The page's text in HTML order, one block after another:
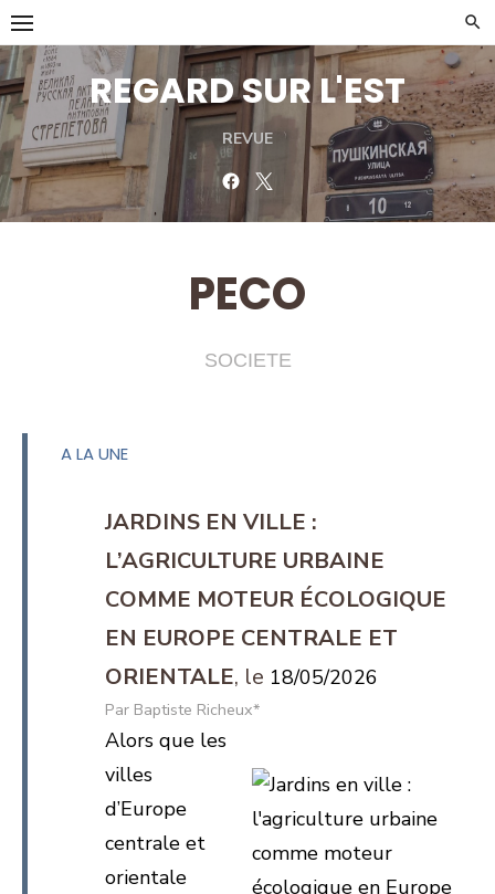
Skip
to
content
REGARD SUR L'EST
REVUE
FacebookTwitter
PECO
SOCIETE
A LA UNE
JARDINS EN VILLE :
L’AGRICULTURE URBAINE
COMME MOTEUR ÉCOLOGIQUE
EN EUROPE CENTRALE ET
ORIENTALE
18/05/2026
Baptiste Richeux*
Alors que les
villes
d’Europe
centrale et
orientale